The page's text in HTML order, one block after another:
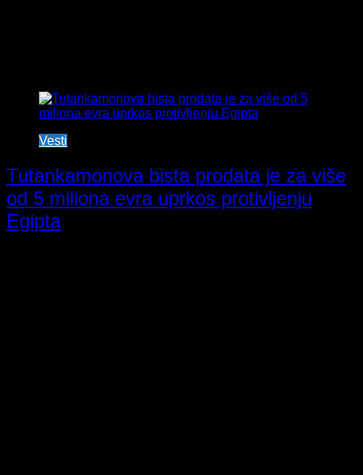
Vesti
Tutankamonova bista prodata je za više
od 5 miliona evra uprkos protivljenju
Egipta